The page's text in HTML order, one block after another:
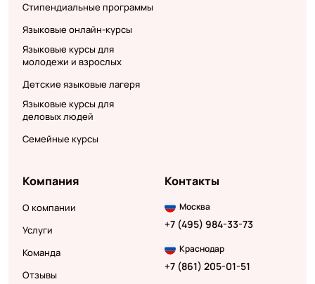
Стипендиальные программы
Языковые онлайн-курсы
Языковые курсы для
молодежи и взрослых
Детские языковые лагеря
Языковые курсы для
деловых людей
Семейные курсы
Компания
О компании
Услуги
Команда
Отзывы
Контакты
Москва
+7 (495) 984-33-73
Краснодар
+7 (861) 205-01-51